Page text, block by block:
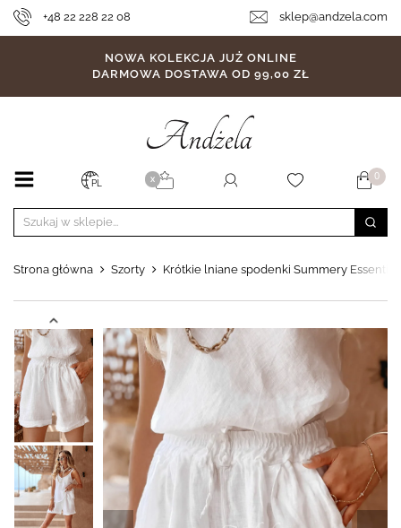
+48 22 228 22 08 sklep@andzela.com
NOWA KOLEKCJA JUŻ ONLINE
DARMOWA DOSTAWA OD 99,00 ZŁ
PL X 0
Strona główna Szorty Krótkie lniane spodenki Summery